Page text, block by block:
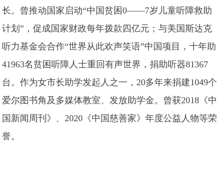
长。曾推动国家启动“中国贫困0——7岁儿童听障救助
计划”，促成国家财政每年拨款四亿元；与美国斯达克
听力基金会合作“世界从此欢声笑语”中国项目，十年助
41963名贫困听障人士重回有声世界，捐助听器81367
台。作为女市长助学发起人之一，20多年来捐建1049个
爱尔图书角及多媒体教室、发放助学金。曾获2018《中
国新闻周刊》、2020《中国慈善家》年度公益人物等荣
誉。